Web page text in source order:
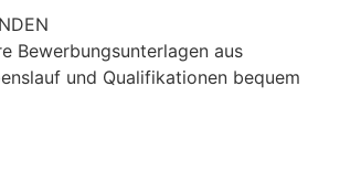
Bewerbungsunterlagen aus
und Qualifikationen bequem